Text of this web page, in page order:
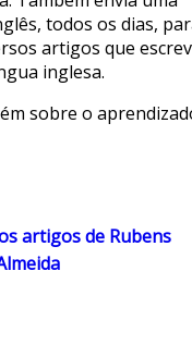
todos os dias,
artigos que
inglesa.
sobre o
artigos de Rubens